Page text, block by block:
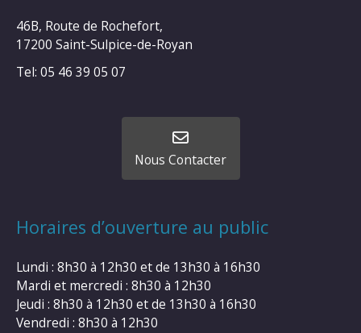
46B, Route de Rochefort,
17200 Saint-Sulpice-de-Royan
Tel: 05 46 39 05 07
Nous Contacter
Horaires d’ouverture au public
Lundi : 8h30 à 12h30 et de 13h30 à 16h30
Mardi et mercredi : 8h30 à 12h30
Jeudi : 8h30 à 12h30 et de 13h30 à 16h30
Vendredi : 8h30 à 12h30